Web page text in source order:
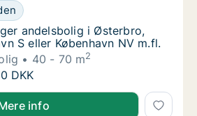
andelsbolig i Østerbro,
andelsbolig i Østerbro,
andelsbolig i Østerbro,
S eller København NV m.fl.
40 - 70 m2
andelsbolig i Østerbro,
DKK
i Østerbro, København S
info